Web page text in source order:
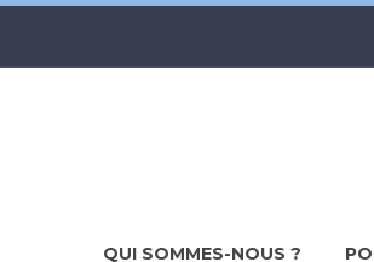
QUI SOMMES-NOUS ?